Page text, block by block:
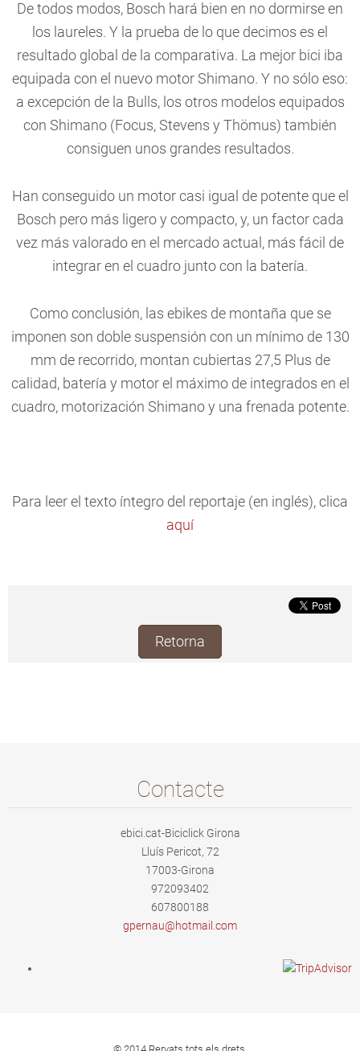
De todos modos, Bosch hará bien en no dormirse en
los laureles. Y la prueba de lo que decimos es el
resultado global de la comparativa. La mejor bici iba
equipada con el nuevo motor Shimano. Y no sólo eso:
a excepción de la Bulls, los otros modelos equipados
con Shimano (Focus, Stevens y Thömus) también
consiguen unos grandes resultados.
Han conseguido un motor casi igual de potente que el
Bosch pero más ligero y compacto, y, un factor cada
vez más valorado en el mercado actual, más fácil de
integrar en el cuadro junto con la batería.
Como conclusión, las ebikes de montaña que se
imponen son doble suspensión con un mínimo de 130
mm de recorrido, montan cubiertas 27,5 Plus de
calidad, batería y motor el máximo de integrados en el
cuadro, motorización Shimano y una frenada potente.
Para leer el texto íntegro del reportaje (en inglés), clica
aquí
Retorna
Contacte
ebici.cat-Biciclick Girona
Lluís Pericot, 72
17003-Girona
972093402
607800188
gpernau@hotmail.com